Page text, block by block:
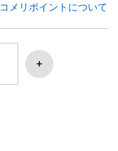
コメリポイントについて